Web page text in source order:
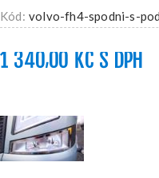
Kód: volvo-fh4-spodni-s-
1 340,00 KČ S DPH